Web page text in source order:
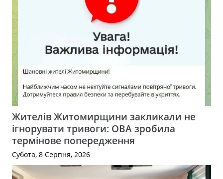
Жителів Житомирщини закликали не
ігнорувати тривоги: ОВА зробила
термінове попередження
Субота, 8 Серпня, 2026